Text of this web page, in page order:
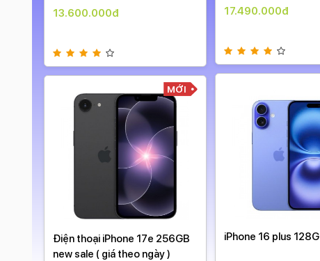
13.600.000đ
MỚI
Điện thoại iPhone 17e 256GB
new sale ( giá theo ngày )
17.490.000đ
iPhone 16 plus 128G